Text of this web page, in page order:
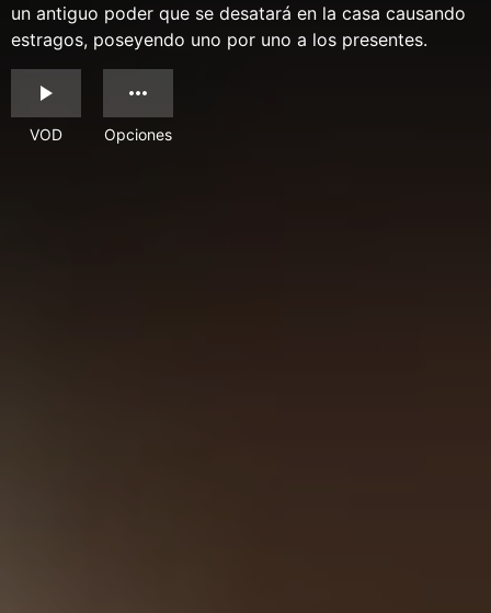
un antiguo poder que se desatará en la casa causando
estragos, poseyendo uno por uno a los presentes.
VOD Opciones